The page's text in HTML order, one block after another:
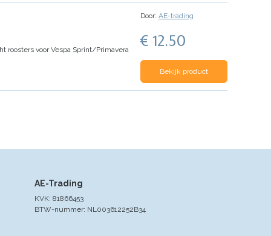
roosters voor Vespa Sprint/Primavera
Door: AE-trading
€ 12.50
Bekijk product
AE-Trading
KVK: 81866453
BTW-nummer: NL003612252B34